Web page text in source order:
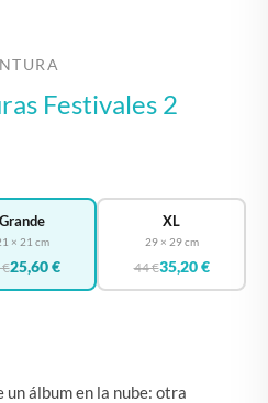
Festivales 2
Grande
× 21 cm
25,60 €
XL
29 × 29 cm
44 €35,20 €
un álbum en la nube: otra